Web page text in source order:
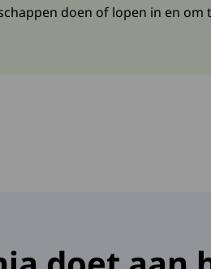
doen of lopen in en om